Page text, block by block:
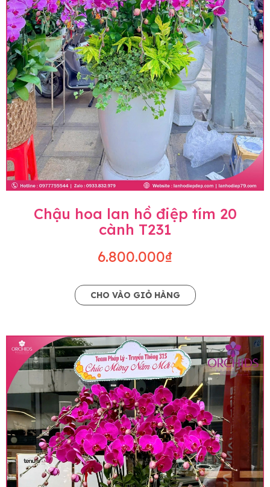
Chậu hoa lan hồ điệp tím 20
cành T231
6.800.000₫
CHO VÀO GIỎ HÀNG